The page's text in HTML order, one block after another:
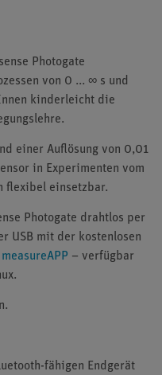
Photogate
von 0 ... ∞ s und
kinderleicht die
einer Auflösung von 0,01
in Experimenten vom
flexibel einsetzbar.
Photogate drahtlos per
USB mit der kostenlosen
measureAPP – verfügbar
fähigen Endgerät